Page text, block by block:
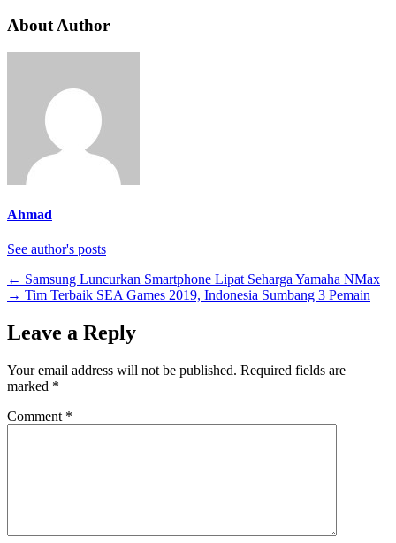
About Author
Ahmad
See author's posts
← Samsung Luncurkan Smartphone Lipat Seharga Yamaha NMax
→ Tim Terbaik SEA Games 2019, Indonesia Sumbang 3 Pemain
Leave a Reply
Your email address will not be published. Required fields are
marked *
Comment *